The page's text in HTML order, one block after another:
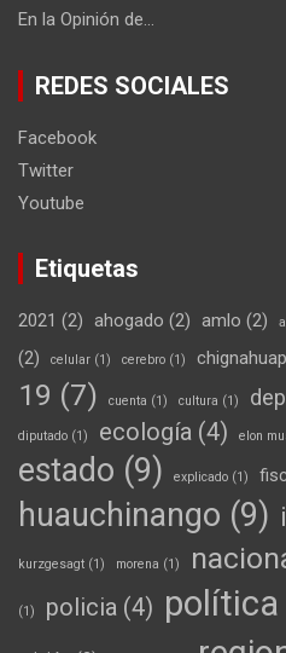
En la Opinión de…
REDES SOCIALES
Facebook
Twitter
Youtube
Etiquetas
2021 (2) ahogado (2) amlo (2)
(2)
celular (1) cerebro (1)
19 (7) cuenta (1) cultura (1)
diputado (1) ecología (4) elon
estado (9) explicado (1)
huauchinango (9)
kurzgesagt (1) morena (1)
(1) policia (4) política